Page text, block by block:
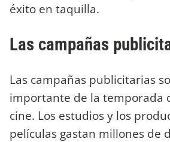
éxito en taquilla.
Las campañas
Las campañas publicitarias
importante de la temporada
cine. Los estudios y los
películas gastan millones de